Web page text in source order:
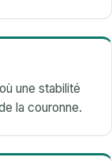
une stabilité
la couronne.